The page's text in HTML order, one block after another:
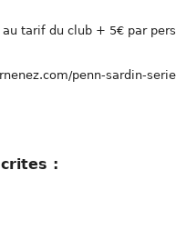
tarif du club + 5€ par
penn-sardin-
: